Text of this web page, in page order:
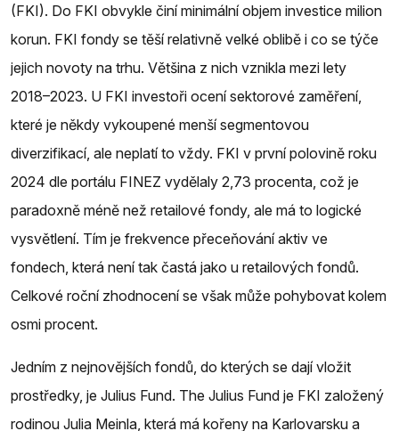
(FKI). Do FKI obvykle činí minimální objem investice milion
korun. FKI fondy se těší relativně velké oblibě i co se týče
jejich novoty na trhu. Většina z nich vznikla mezi lety
2018–⁠⁠⁠⁠⁠⁠2023. U FKI investoři ocení sektorové zaměření,
které je někdy vykoupené menší segmentovou
diverzifikací, ale neplatí to vždy. FKI v první polovině roku
2024 dle portálu FINEZ vydělaly 2,73 procenta, což je
paradoxně méně než retailové fondy, ale má to logické
vysvětlení. Tím je frekvence přeceňování aktiv ve
fondech, která není tak častá jako u retailových fondů.
Celkové roční zhodnocení se však může pohybovat kolem
osmi procent.
Jedním z nejnovějších fondů, do kterých se dají vložit
prostředky, je Julius Fund. The Julius Fund je FKI založený
rodinou Julia Meinla, která má kořeny na Karlovarsku a